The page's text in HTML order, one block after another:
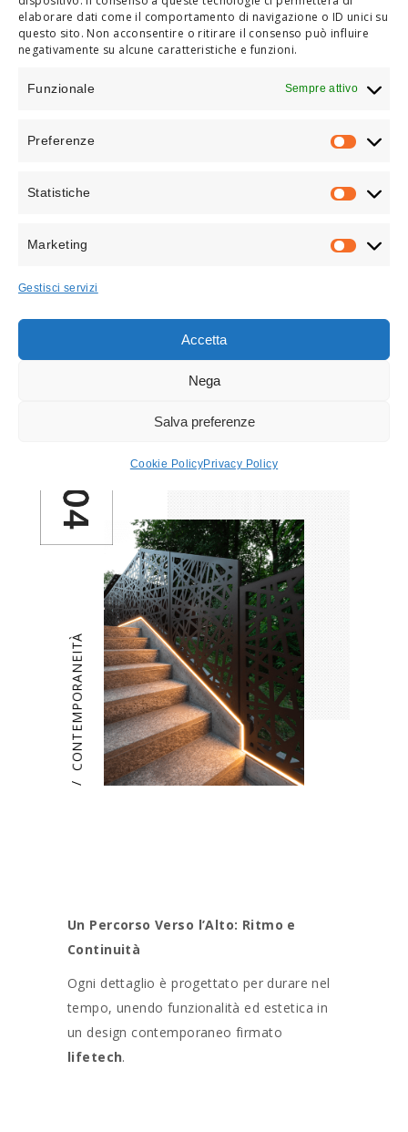
elaborare dati come il comportamento di navigazione o ID unici su
questo sito. Non acconsentire o ritirare il consenso può influire
negativamente su alcune caratteristiche e funzioni.
Funzionale Sempre attivo
Preferenze
Statistiche
Marketing
Gestisci servizi
Accetta
Nega
Salva preferenze
Cookie PolicyPrivacy Policy
Geometrie Moderne e Contrasti
L’illuminazione enfatizza la
che valorizzano materiali e spazi.
ARMONIA VISIVA
/
CONTEMPORANEITÀ
Un Percorso Verso l’Alto: Ritmo e
Continuità
Ogni dettaglio è progettato per durare nel
tempo, unendo funzionalità ed estetica in
un design contemporaneo firmato
lifetech.